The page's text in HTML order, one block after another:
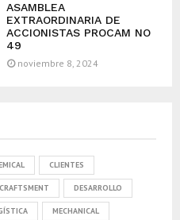
ASAMBLEA
EXTRAORDINARIA DE
ACCIONISTAS PROCAM NO
49
noviembre 8, 2024
CLIENTES
CRAFTSMENT DESARROLLO
MECHANICAL